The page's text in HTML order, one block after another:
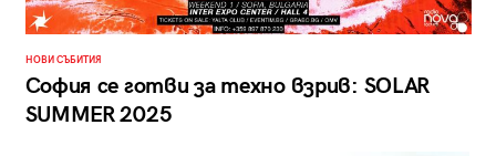
НОВИ СЪБИТИЯ
София се готви за техно взрив: SOLAR
SUMMER 2025